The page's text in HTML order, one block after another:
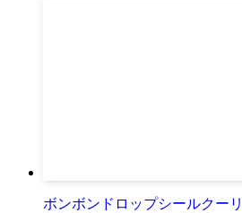
ボンボンドロップシールクー